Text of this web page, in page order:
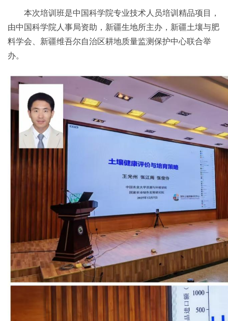
本次培训班是中国科学院专业技术人员培训精品项目，
由中国科学院人事局资助，新疆生地所主办，新疆土壤与肥
料学会、新疆维吾尔自治区耕地质量监测保护中心联合举
办。